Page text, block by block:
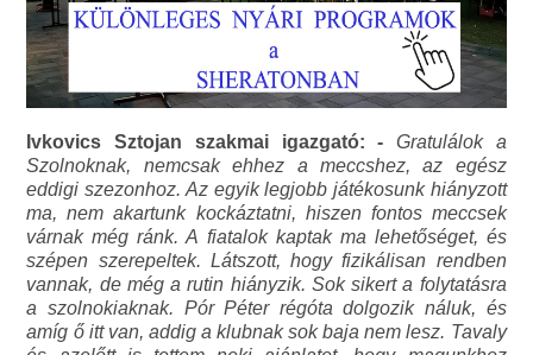
Ivkovics Sztojan szakmai igazgató: - Gratulálok a
Szolnoknak, nemcsak ehhez a meccshez, az egész
eddigi szezonhoz. Az egyik legjobb játékosunk hiányzott
ma, nem akartunk kockáztatni, hiszen fontos meccsek
várnak még ránk. A fiatalok kaptak ma lehetőséget, és
szépen szerepeltek. Látszott, hogy fizikálisan rendben
vannak, de még a rutin hiányzik. Sok sikert a folytatásra
a szolnokiaknak. Pór Péter régóta dolgozik náluk, és
amíg ő itt van, addig a klubnak sok baja nem lesz. Tavaly